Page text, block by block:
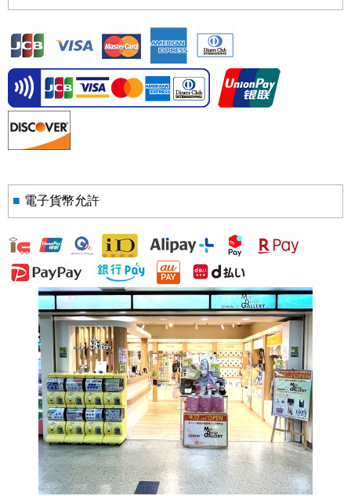
■ 電子貨幣允許